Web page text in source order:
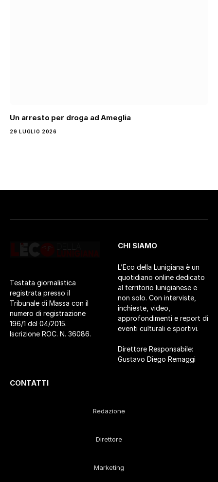
Un arresto per droga ad Ameglia
29 LUGLIO 2026
Testata giornalistica
registrata presso il
Tribunale di Massa con il
numero di registrazione
196/1 del 04/2015.
Iscrizione ROC. N. 36086.
CHI SIAMO
L’Eco della Lunigiana è un
quotidiano online dedicato
al territorio lunigianese e
non solo. Con interviste,
inchieste, video,
approfondimenti e report di
eventi culturali e sportivi.
Direttore Responsabile:
Gustavo Diego Remaggi
CONTATTI
Redazione
Direttore
Marketing